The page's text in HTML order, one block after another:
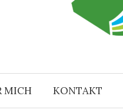
MICH KONTAKT